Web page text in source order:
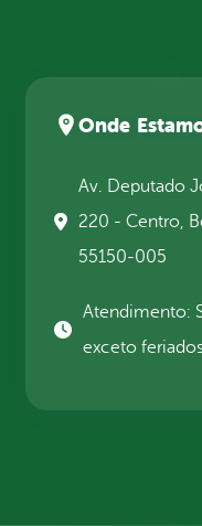
Onde
Av. Deputado
220 - Centro,
55150-005
Atendimento:
exceto